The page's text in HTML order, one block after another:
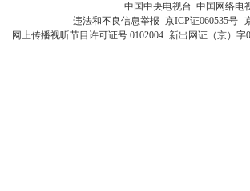
中国中央电视台 中国网络电
违法和不良信息举报 京ICP证060535号
网上传播视听节目许可证号 0102004 新出网证（京）